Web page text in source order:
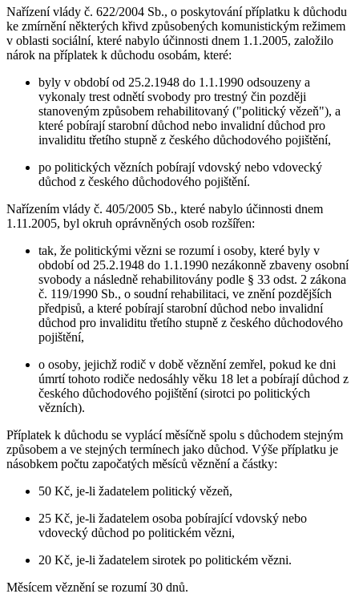
Nařízení vlády č. 622/2004 Sb., o poskytování příplatku k důchodu
ke zmírnění některých křivd způsobených komunistickým režimem
v oblasti sociální, které nabylo účinnosti dnem 1.1.2005, založilo
nárok na příplatek k důchodu osobám, které:
byly v období od 25.2.1948 do 1.1.1990 odsouzeny a
vykonaly trest odnětí svobody pro trestný čin později
stanoveným způsobem rehabilitovaný ("politický vězeň"), a
které pobírají starobní důchod nebo invalidní důchod pro
invaliditu třetího stupně z českého důchodového pojištění,
po politických vězních pobírají vdovský nebo vdovecký
důchod z českého důchodového pojištění.
Nařízením vlády č. 405/2005 Sb., které nabylo účinnosti dnem
1.11.2005, byl okruh oprávněných osob rozšířen:
tak, že politickými vězni se rozumí i osoby, které byly v
období od 25.2.1948 do 1.1.1990 nezákonně zbaveny osobní
svobody a následně rehabilitovány podle § 33 odst. 2 zákona
č. 119/1990 Sb., o soudní rehabilitaci, ve znění pozdějších
předpisů, a které pobírají starobní důchod nebo invalidní
důchod pro invaliditu třetího stupně z českého důchodového
pojištění,
o osoby, jejichž rodič v době věznění zemřel, pokud ke dni
úmrtí tohoto rodiče nedosáhly věku 18 let a pobírají důchod z
českého důchodového pojištění (sirotci po politických
vězních).
Příplatek k důchodu se vyplácí měsíčně spolu s důchodem stejným
způsobem a ve stejných termínech jako důchod. Výše příplatku je
násobkem počtu započatých měsíců věznění a částky:
50 Kč, je-li žadatelem politický vězeň,
25 Kč, je-li žadatelem osoba pobírající vdovský nebo
vdovecký důchod po politickém vězni,
20 Kč, je-li žadatelem sirotek po politickém vězni.
Měsícem věznění se rozumí 30 dnů.